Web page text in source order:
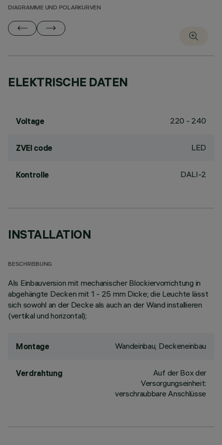
DIAGRAMME UND POLARKURVEN
ELEKTRISCHE DATEN
Voltage 220 - 240
ZVEI code LED
Kontrolle DALI-2
INSTALLATION
BESCHREIBUNG
Als Einbauversion mit mechanischer Blockiervorrichtung in
abgehängte Decken mit 1 - 25 mm Dicke; die Leuchte lässt
sich sowohl an der Decke als auch an der Wand installieren
(vertikal und horizontal);
Montage Wandeinbau, Deckeneinbau
Verdrahtung
Auf der Box der
Versorgungseinheit:
verschraubbare Anschlüsse